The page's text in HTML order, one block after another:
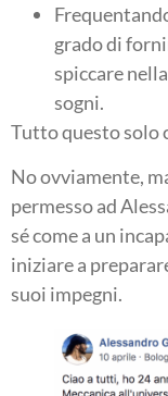
grado di
spiccare
sogni.
Tutto questo solo
No ovviamente,
permesso ad
sé come a un
iniziare a
suoi impegni.